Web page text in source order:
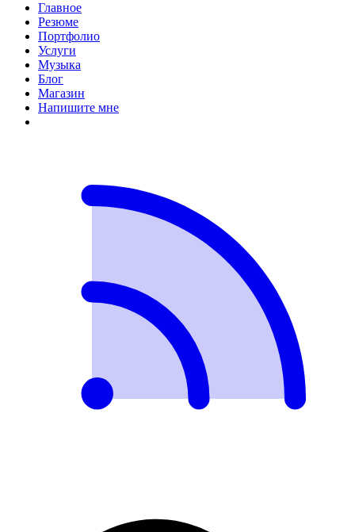
Главное
Резюме
Портфолио
Услуги
Музыка
Блог
Магазин
Напишите мне